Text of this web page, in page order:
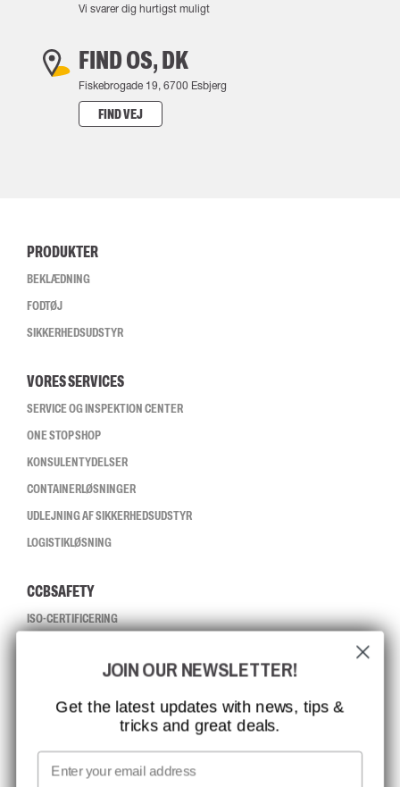
Vi svarer dig hurtigst muligt
FIND OS, DK
Fiskebrogade 19, 6700 Esbjerg
FIND VEJ
PRODUKTER
BEKLÆDNING
FODTØJ
SIKKERHEDSUDSTYR
VORES SERVICES
SERVICE OG INSPEKTION CENTER
ONE STOP SHOP
KONSULENTYDELSER
CONTAINERLØSNINGER
UDLEJNING AF SIKKERHEDSUDSTYR
LOGISTIKLØSNING
CCBSAFETY
ISO-CERTIFICERING
MISSION, VISION OG VÆRDIER
KONTAKT
JOB HOS CCBSAFETY
MEDIA
VI TAGER ANSVAR
JOIN OUR NEWSLETTER!
Get the latest updates with news, tips &
tricks and great deals.
Email